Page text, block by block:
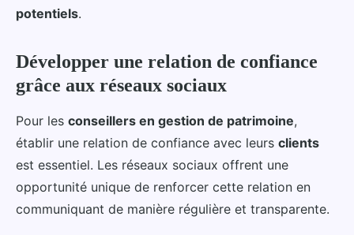
potentiels.
Développer une relation de confiance
grâce aux réseaux sociaux
Pour les conseillers en gestion de patrimoine,
établir une relation de confiance avec leurs clients
est essentiel. Les réseaux sociaux offrent une
opportunité unique de renforcer cette relation en
communiquant de manière régulière et transparente.